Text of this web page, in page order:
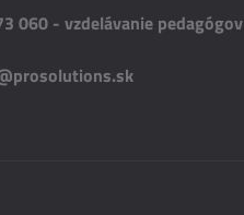
060 - vzdelávanie pedagógov